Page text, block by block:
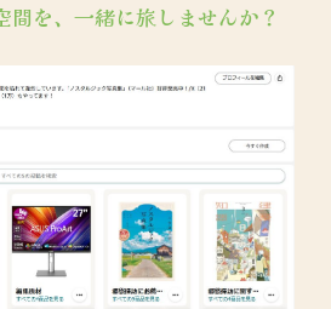
間を、一緒に旅しませんか？